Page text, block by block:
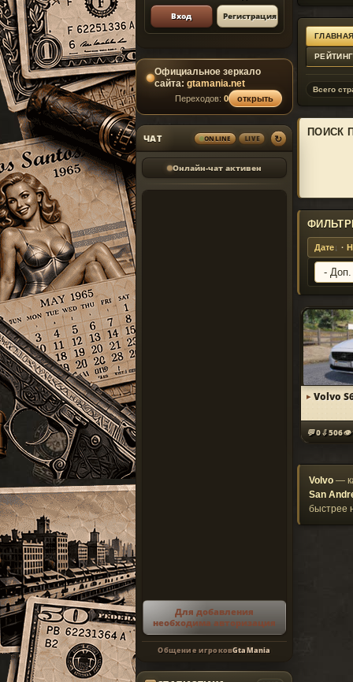
Вход Регистрация
Официальное зеркало
сайта: gtamania.net
Переходов: 0 открыть
ЧАТ ONLINE LIVE ↻
Онлайн-чат активен
Для добавления
необходима авторизация
Общение игроковGtaMania
РЕЙТИНГ
Всего
ПОИСК
Дате ·
Volvo
0 506
Volvo —
San
быстрее